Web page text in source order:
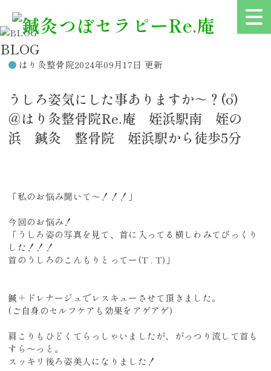
BLOG
はり灸整骨院2024年09月17日 更新
うしろ姿気にした事ありますか～？(゜o゜)
＠はり灸整骨院Re.庵 姪浜駅南 姪の
浜 鍼灸 整骨院 姪浜駅から徒歩5分
「私のお悩み聞いて～！！！」
今回のお悩み！
「うしろ姿の写真を見て、首に入ってる横しわみてびっくり
した！！！
首のうしろのこんもりとってー(T . T)」
鍼＋ドレナージュでレスキューさせて頂きました。
(ご自身のセルフケアも効果をアゲアゲ)
肩こりもひどくてらっしゃいましたが、がっつり流して首も
すら～っと。
スッキリ後ろ姿美人になりました！